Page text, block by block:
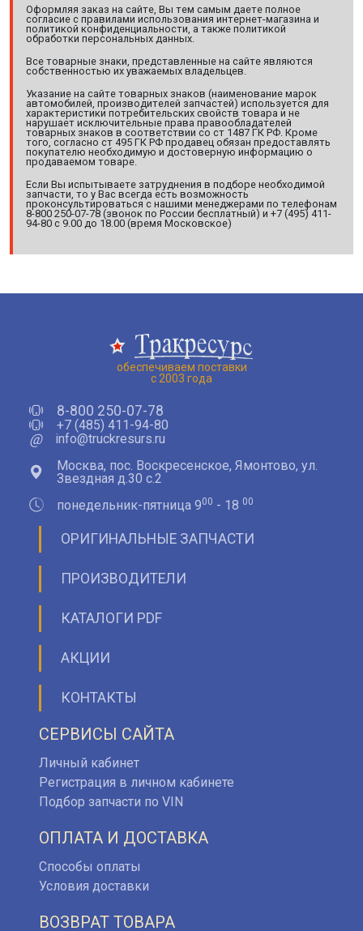
Оформляя заказ на сайте, Вы тем самым даете полное
согласие с правилами использования интернет-магазина и
политикой конфиденциальности, а также политикой
обработки персональных данных.
Все товарные знаки, представленные на сайте являются
собственностью их уважаемых владельцев.
Указание на сайте товарных знаков (наименование марок
автомобилей, производителей запчастей) используется для
характеристики потребительских свойств товара и не
нарушает исключительные права правообладателей
товарных знаков в соответствии со ст 1487 ГК РФ. Кроме
того, согласно ст 495 ГК РФ продавец обязан предоставлять
покупателю необходимую и достоверную информацию о
продаваемом товаре.
Если Вы испытываете затруднения в подборе необходимой
запчасти, то у Вас всегда есть возможность
проконсультироваться с нашими менеджерами по телефонам
8-800 250-07-78 (звонок по России бесплатный) и +7 (495) 411-
94-80 с 9.00 до 18.00 (время Московское)
обеспечиваем поставки
с 2003 года
8-800 250-07-78
+7 (485) 411-94-80
@
info@truckresurs.ru
Москва, пос. Воскресенское, Ямонтово, ул.
Звездная д.30 с.2
понедельник-пятница 900 - 18 00
ОРИГИНАЛЬНЫЕ ЗАПЧАСТИ
ПРОИЗВОДИТЕЛИ
КАТАЛОГИ PDF
АКЦИИ
КОНТАКТЫ
СЕРВИСЫ САЙТА
Личный кабинет
Регистрация в личном кабинете
Подбор запчасти по VIN
ОПЛАТА И ДОСТАВКА
Способы оплаты
Условия доставки
ВОЗВРАТ ТОВАРА